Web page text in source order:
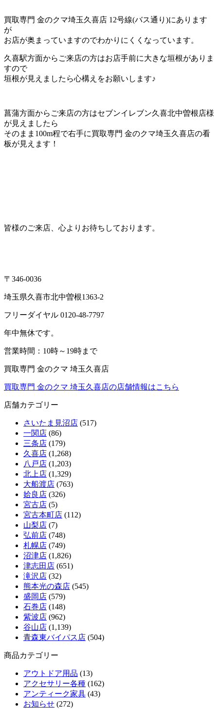
買取専門 金のクマ埼玉久喜店 12号線(バス通り)にあります
が
お店が奥まっていますのでわかりにくくなっています。
久喜駅方面からご来店の方はお店手前に大きな垣根がありま
すので
垣根が見えましたら心構えをお願いします♪
菖蒲方面からご来店の方はセブンイレブン久喜北中曽根店様
が見えましたら
そのまま100m程で右手に買取専門 金のクマ埼玉久喜店の看
板が見えます！
皆様のご来店、心よりお待ちしております。
〒346-0036
埼玉県久喜市北中曽根1363-2
フリーダイヤル 0120-48-7797
年中無休です。
営業時間：10時～19時まで
買取専門 金のクマ 埼玉久喜店
買取専門 金のクマ 埼玉久喜店の店舗情報はこちら
店舗カテゴリー
さいたま見沼店 (517)
一関店 (86)
三条店 (179)
久喜店 (1,268)
八戸店 (1,203)
北上店 (1,329)
大船渡店 (763)
姶良店 (326)
宮古店 (5)
宮古本町店 (112)
山梨店 (7)
弘前店 (748)
札幌店 (749)
沼津店 (1,826)
津志田店 (651)
滝沢店 (32)
熊本光の森店 (545)
盛岡店 (579)
石巻店 (148)
紫波店 (962)
谷山店 (1,139)
青森東バイパス店 (504)
商品カテゴリー
アウトドア用品 (13)
アクセサリー各種 (162)
アンティーク家具 (43)
お知らせ (272)